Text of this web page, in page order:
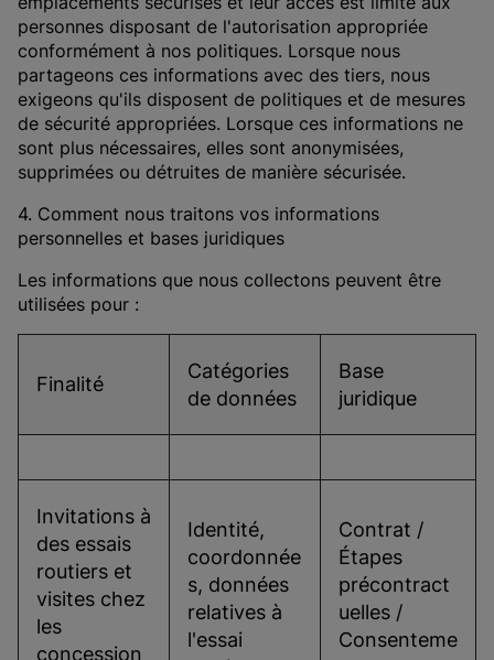
personnes disposant de l'autorisation appropriée
conformément à nos politiques. Lorsque nous
partageons ces informations avec des tiers, nous
exigeons qu'ils disposent de politiques et de mesures
de sécurité appropriées. Lorsque ces informations ne
sont plus nécessaires, elles sont anonymisées,
supprimées ou détruites de manière sécurisée.
4. Comment nous traitons vos informations
personnelles et bases juridiques
Les informations que nous collectons peuvent être
utilisées pour :
Finalité
Catégories
de données
Base
juridique
Invitations à
des essais
routiers et
visites chez
les
concession
Identité,
coordonnée
s, données
relatives à
l'essai
Contrat /
Étapes
précontract
uelles /
Consenteme